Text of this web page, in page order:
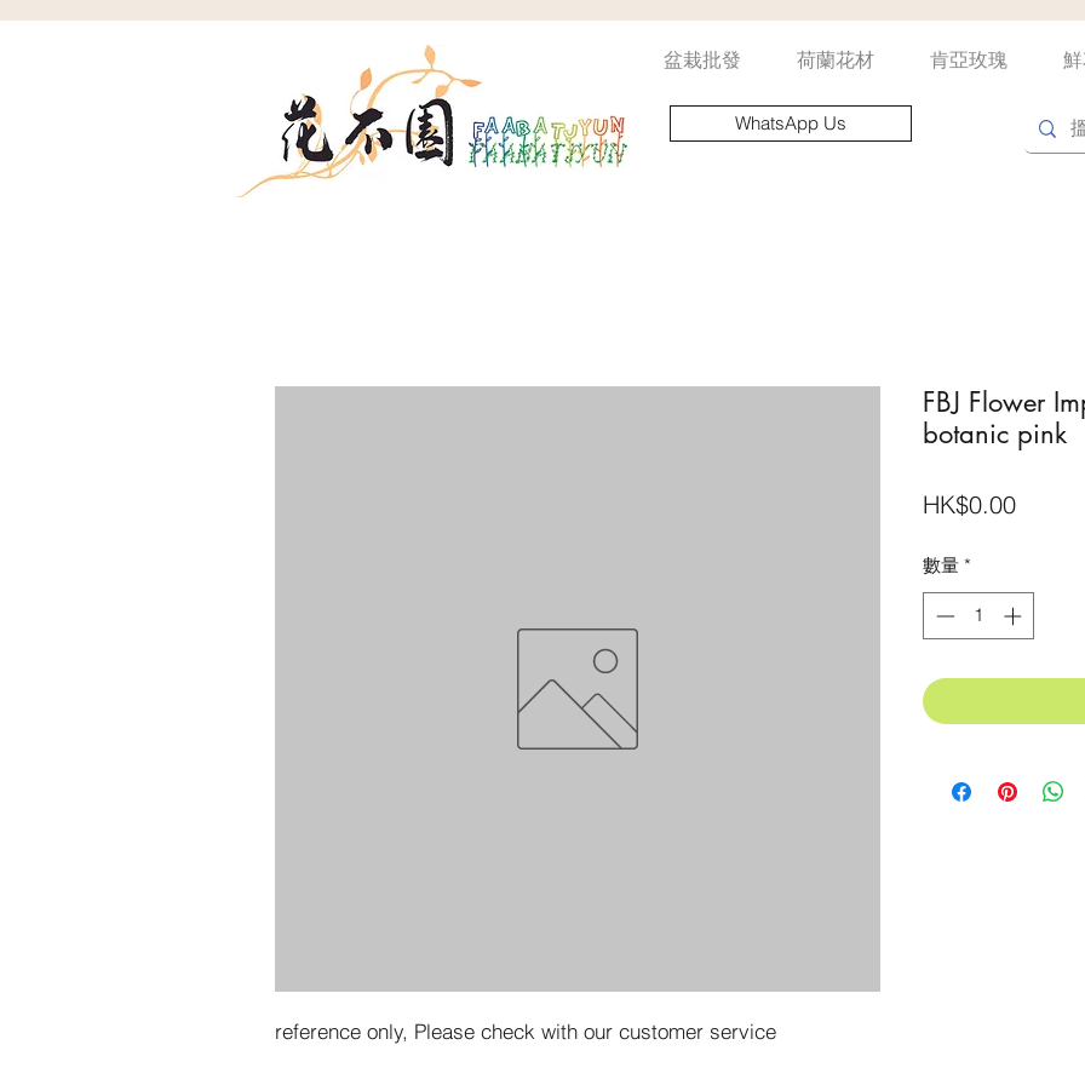
盆栽批發 荷蘭花材 肯亞玫瑰
WhatsApp Us
reference only, Please check with our customer service
FBJ Flower
botanic pink
HK$0.00價
數量 *